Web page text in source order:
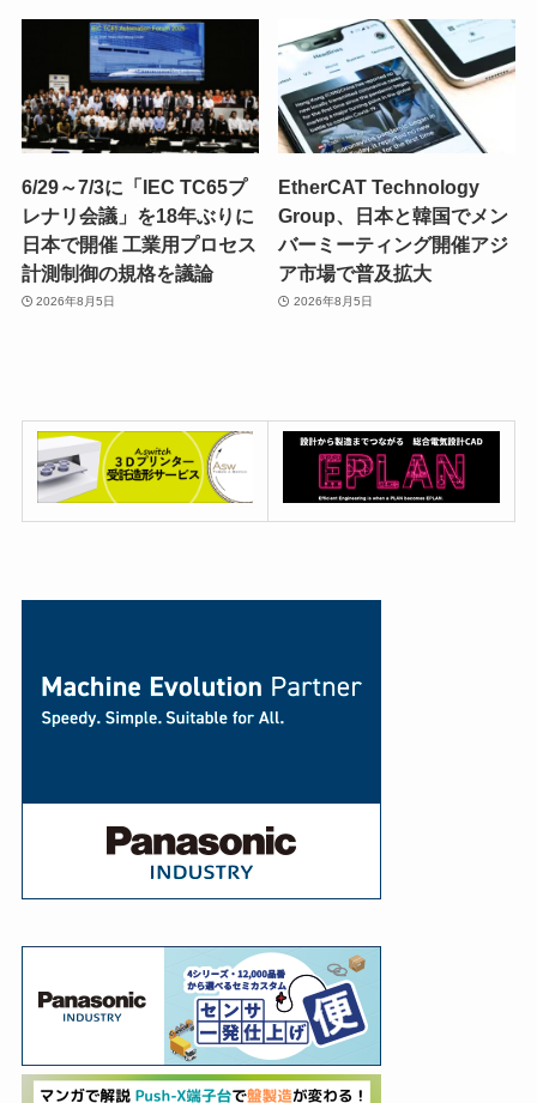
6/29～7/3に「IEC TC65プ
レナリ会議」を18年ぶりに
日本で開催 工業用プロセス
計測制御の規格を議論
2026年8月5日
EtherCAT Technology
Group、日本と韓国でメン
バーミーティング開催アジ
ア市場で普及拡大
2026年8月5日